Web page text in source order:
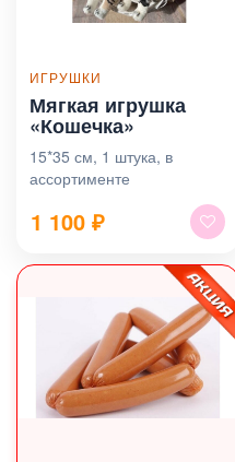
ИГРУШКИ
Мягкая игрушка
«Кошечка»
15*35 см, 1 штука, в
ассортименте
1 100 ₽